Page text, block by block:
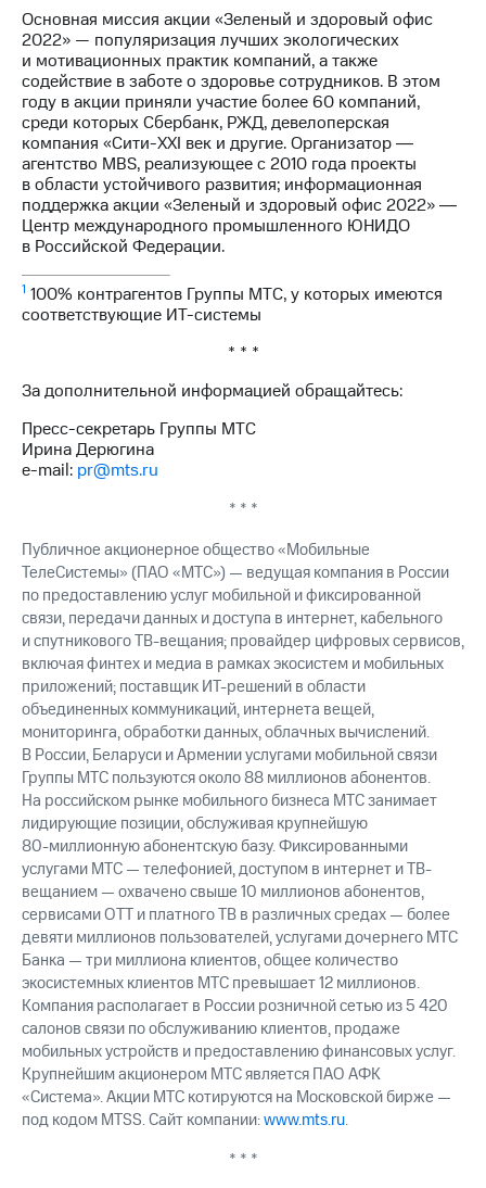
Основная миссия акции «Зеленый и здоровый офис
2022» — популяризация лучших экологических
и мотивационных практик компаний, а также
содействие в заботе о здоровье сотрудников. В этом
году в акции приняли участие более 60 компаний,
среди которых Сбербанк, РЖД, девелоперская
компания «Сити-XXI век и другие. Организатор ―
агентство MBS, реализующее с 2010 года проекты
в области устойчивого развития; информационная
поддержка акции «Зеленый и здоровый офис 2022» ―
Центр международного промышленного ЮНИДО
в Российской Федерации.
1 100% контрагентов Группы МТС, у которых имеются
соответствующие ИТ-системы
* * *
За дополнительной информацией обращайтесь:
Пресс-секретарь Группы МТС
Ирина Дерюгина
e-mail: pr@mts.ru
* * *
Публичное акционерное общество «Мобильные
ТелеСистемы» (ПАО «МТС») — ведущая компания в России
по предоставлению услуг мобильной и фиксированной
связи, передачи данных и доступа в интернет, кабельного
и спутникового ТВ-вещания; провайдер цифровых сервисов,
включая финтех и медиа в рамках экосистем и мобильных
приложений; поставщик ИТ-решений в области
объединенных коммуникаций, интернета вещей,
мониторинга, обработки данных, облачных вычислений.
В России, Беларуси и Армении услугами мобильной связи
Группы МТС пользуются около 88 миллионов абонентов.
На российском рынке мобильного бизнеса МТС занимает
лидирующие позиции, обслуживая крупнейшую
80-миллионнуюабонентскую базу. Фиксированными
услугами МТС — телефонией, доступом в интернет и ТВ-
вещанием — охвачено свыше 10 миллионов абонентов,
сервисами OTT и платного ТВ в различных средах — более
девяти миллионов пользователей, услугами дочернего МТС
Банка — три миллиона клиентов, общее количество
экосистемных клиентов МТС превышает 12 миллионов.
Компания располагает в России розничной сетью из 5 420
салонов связи по обслуживанию клиентов, продаже
мобильных устройств и предоставлению финансовых услуг.
Крупнейшим акционером МТС является ПАО АФК
«Система». Акции МТС котируются на Московской бирже —
под кодом MTSS. Сайт компании:www.mts.ru.
* * *